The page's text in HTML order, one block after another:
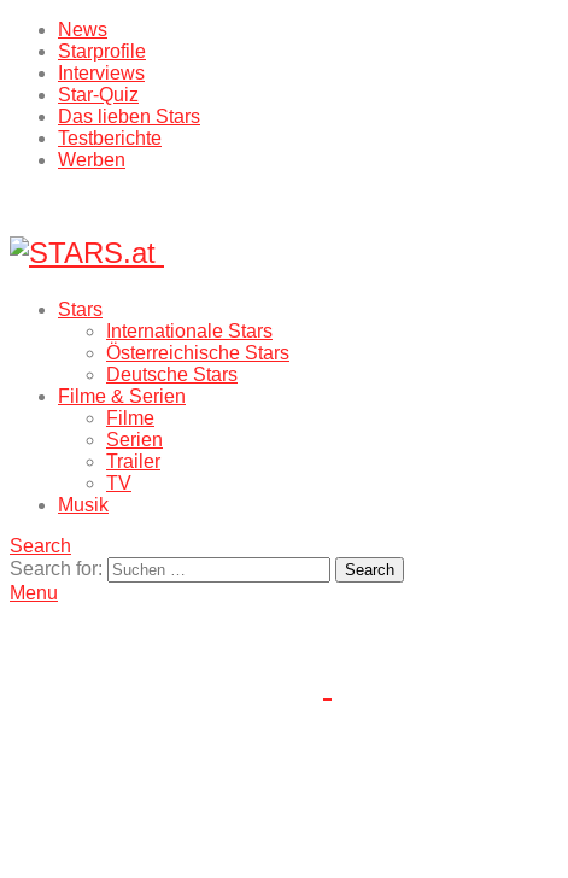
News
Starprofile
Interviews
Star-Quiz
Das lieben Stars
Testberichte
Werben
Stars
Internationale Stars
Österreichische Stars
Deutsche Stars
Filme & Serien
Filme
Serien
Trailer
TV
Musik
Search
Search for:
Search
Menu